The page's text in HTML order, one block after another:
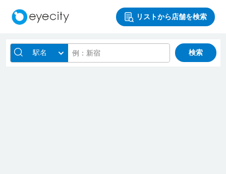
リストから店舗を検索
駅名 検索